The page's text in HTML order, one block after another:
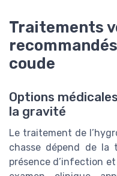
Traitements
coude
Options
la gravité
Le traitement de
chasse dépend de
présence d’infection